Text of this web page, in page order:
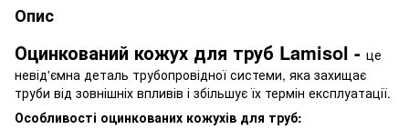
Опис
Оцинкований кожух для труб Lamisol - це
невід'ємна деталь трубопровідної системи, яка захищає
труби від зовнішніх впливів і збільшує їх термін експлуатації.
Особливості оцинкованих кожухів для труб: